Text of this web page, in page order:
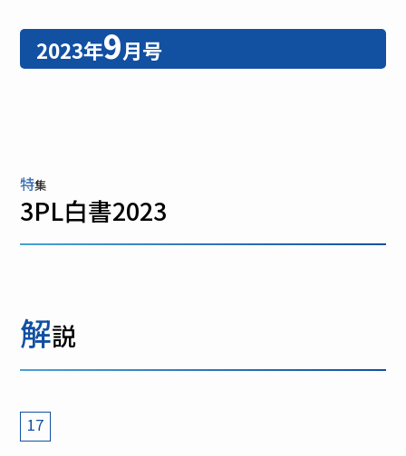
2023年9月号
特集
3PL白書2023
解説
17